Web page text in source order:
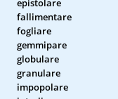
fallimentare
fogliare
gemmipare
globulare
granulare
impopolare